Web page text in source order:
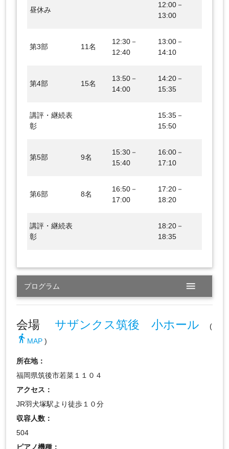
昼休み
12:00－
13:00
第3部 11名
12:30－
12:40
13:00－
14:10
第4部 15名
13:50－
14:00
14:20－
15:35
講評・継続表
彰
15:35－
15:50
第5部 9名
15:30－
15:40
16:00－
17:10
第6部 8名
16:50－
17:00
17:20－
18:20
講評・継続表
彰
18:20－
18:35
プログラム menu
会場 サザンクス筑後 小ホール (
directions_walk MAP)
所在地：
福岡県筑後市若菜１１０４
アクセス：
JR羽犬塚駅より徒歩１０分
収容人数：
504
ピアノ機種：